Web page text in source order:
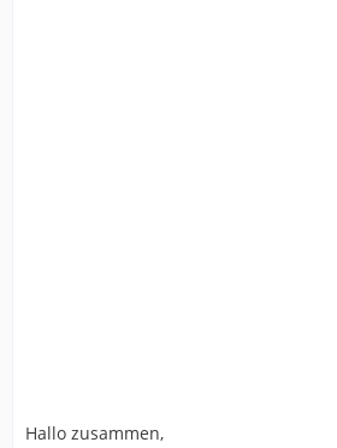
Hallo zusammen,